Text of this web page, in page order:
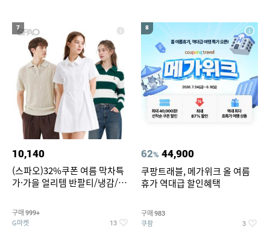
7
10,140
(스파오)32%쿠폰 여름 막차특
가·가을 얼리템 반팔티/냉감/반
건 외 ~74%OFF
구매 999+
G마켓 13
8
62% 44,900
쿠팡트래블, 메가위크 올 여름
휴가 역대급 할인혜택
구매 983
쿠팡 3